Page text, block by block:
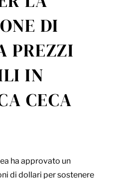
DI
PREZZI
IN
CECA
ha approvato un
di dollari per sostenere